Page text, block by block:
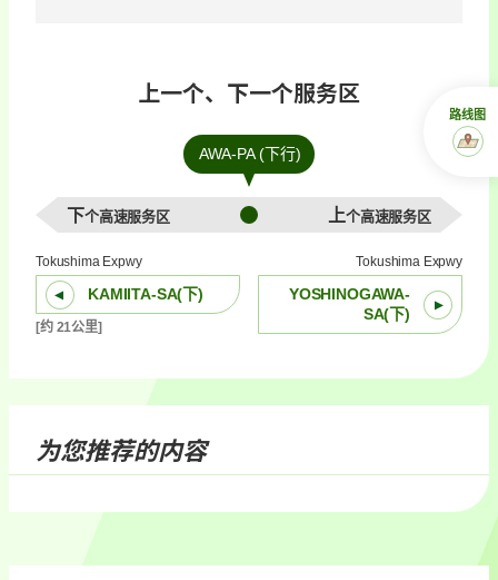
上一个、下一个服务区
AWA-PA (下行)
下个高速服务区 上个高速服务区
Tokushima Expwy
KAMIITA-SA(下)
[约 21公里]
Tokushima Expwy
YOSHINOGAWA-
SA(下)
为您推荐的内容
路线图